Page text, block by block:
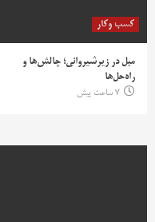
کسب وکار
مبل در زیرشیروانی؛ چالش‌ها و
راه‌حل‌ها
7 ساعت پیش